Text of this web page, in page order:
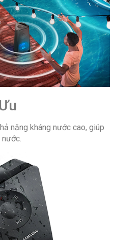
năng kháng nước cao, giúp